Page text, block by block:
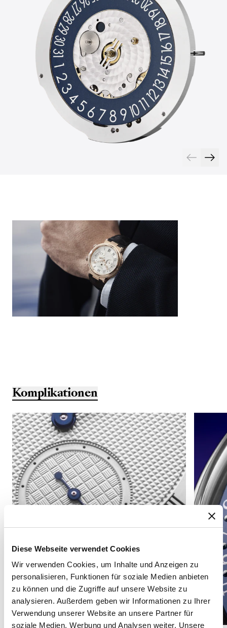
Diese Webseite verwendet Cookies
Wir verwenden Cookies, um Inhalte und Anzeigen zu
personalisieren, Funktionen für soziale Medien anbieten
zu können und die Zugriffe auf unsere Website zu
analysieren. Außerdem geben wir Informationen zu Ihrer
Verwendung unserer Website an unsere Partner für
soziale Medien, Werbung und Analysen weiter. Unsere
Komplikationen